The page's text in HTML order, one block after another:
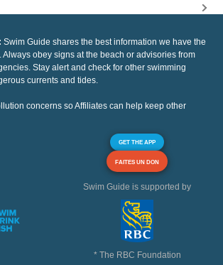
Swim Guide shares the best information we have the
Always obey signs at the beach or advisories from
Stay alert and check for other swimming
currents and tides.
concerns so Affiliates can help keep other
GET THE APP
FAITES UN DON
Swim Guide is supported by
* The RBC Foundation